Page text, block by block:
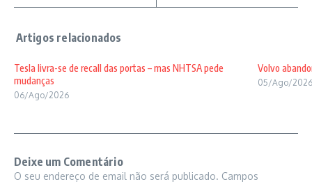
Tesla livra-se de recall das portas – mas NHTSA pede
mudanças
06/Ago/2026
Volvo
05/Ago/2026
Deixe um Comentário
O seu endereço de email não será publicado. Campos